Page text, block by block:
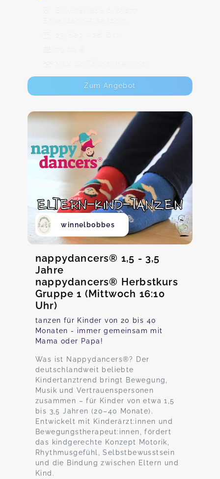
Birkenstraße 6, 67677
Enkenbach-Alsenborn
23. Sep - 28. Okt
79,00 €
Max. 10 TeilnehmerInnen
Zum Angebot
winnelbobbes
nappydancers® 1,5 - 3,5
Jahre
nappydancers® Herbstkurs
Gruppe 1 (Mittwoch 16:10
Uhr)
tanzen für Kinder von 20 bis 40
Monaten - immer gemeinsam mit
Mama oder Papa!
Was ist Nappydancers®? Der
deutschlandweit beliebte
Kindertanztrend bringt Bewegung,
Musik und Vertrauenspersonen
zusammen – für Kinder von etwa 1,5
bis 3,5 Jahren (20–40 Monate).
Entwickelt mit Kinderärzt:innen und
Bewegungstherapeut:innen, fördert
das kindgerechte Konzept Motorik,
Rhythmusgefühl, Selbstbewusstsein
und die Bindung zwischen Eltern und
Kind.